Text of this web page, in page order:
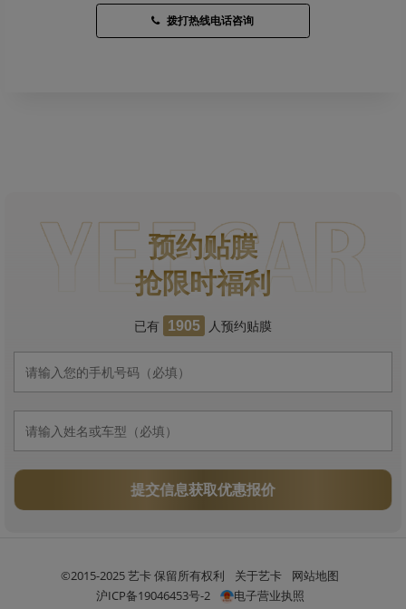
拨打热线电话咨询
预约贴膜
抢限时福利
已有 1905 人预约贴膜
提交信息获取优惠报价
©2015-2025 艺卡 保留所有权利 关于艺卡
网站地图
沪ICP备19046453号-2
电子营业执照